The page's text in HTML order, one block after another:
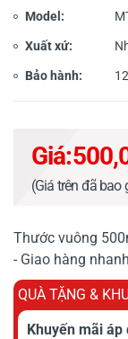
Model:
Xuất xứ:
Bảo hành:
Giá:
(Giá trên đã bao
Thước vuông
- Giao hàng nhanh
QUÀ TẶNG &
Khuyến mãi